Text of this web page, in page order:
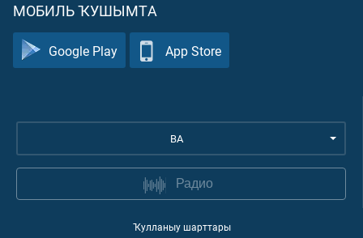
МОБИЛЬ ҠУШЫМТА
Google Play App Store
BA
Радио
Ҡулланыу шарттары